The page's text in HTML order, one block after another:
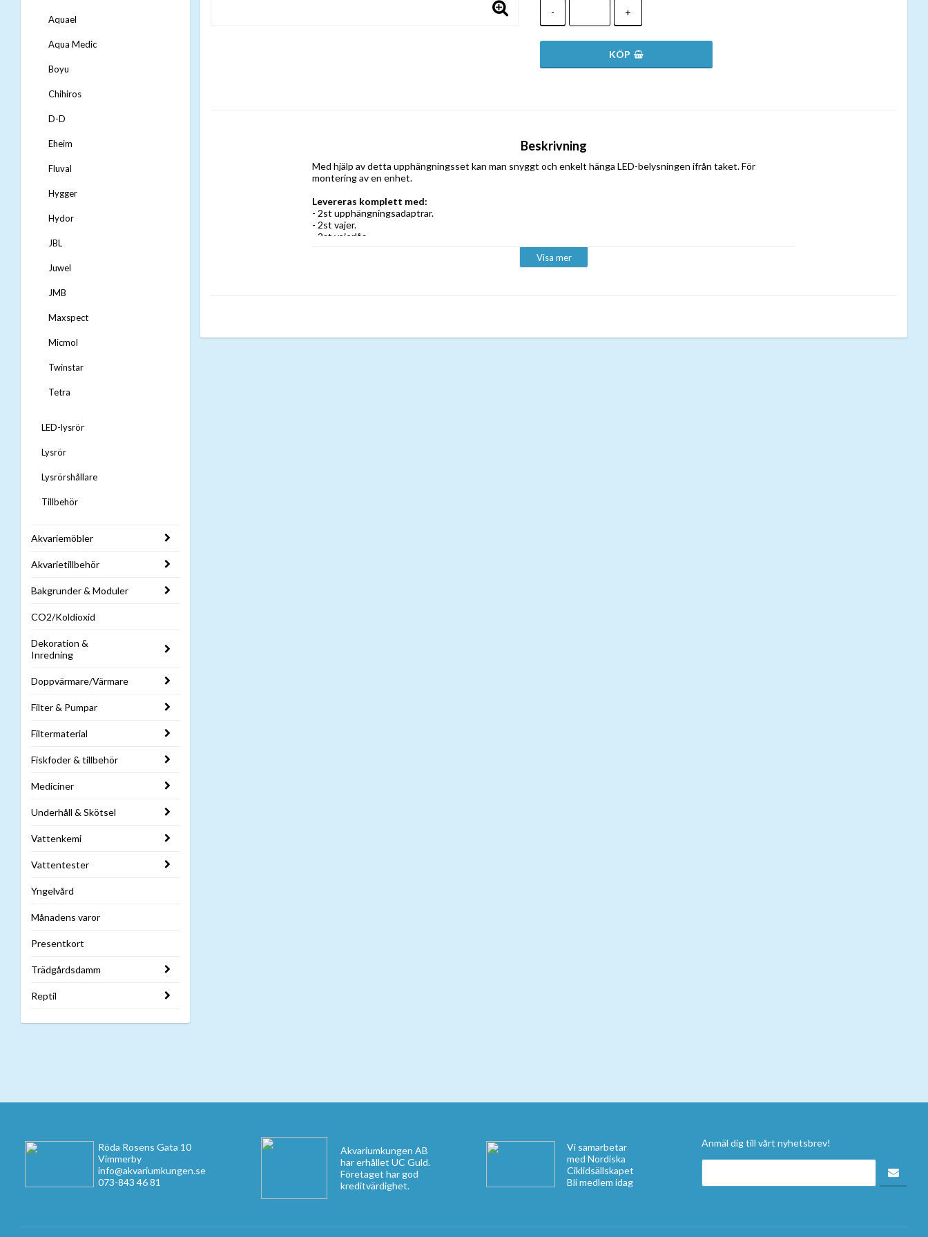
Aquael
Aqua Medic
Boyu
Chihiros
D-D
Eheim
Fluval
Hygger
Hydor
JBL
Juwel
JMB
Maxspect
Micmol
Twinstar
Tetra
LED-lysrör
Lysrör
Lysrörshållare
Tillbehör
Akvariemöbler
Akvarietillbehör
Bakgrunder & Moduler
CO2/Koldioxid
Dekoration &
Inredning
Doppvärmare/Värmare
Filter & Pumpar
Filtermaterial
Fiskfoder & tillbehör
Mediciner
Underhåll & Skötsel
Vattenkemi
Vattentester
Yngelvård
Månadens varor
Presentkort
Trädgårdsdamm
Reptil
- +
Beskrivning
Med hjälp av detta upphängningsset kan man snyggt och enkelt hänga LED-belysningen ifrån taket. För
montering av en enhet.
Levereras komplett med:
- 2st upphängningsadaptrar.
- 2st vajer.
- 2st vajerlås.
Visa mer
Röda Rosens Gata 10
Vimmerby
info@akvariumkungen.se
073-843 46 81
Akvariumkungen AB
har erhållet UC Guld.
Företaget har god
kreditvärdighet.
Vi samarbetar
med Nordiska
Ciklidsällskapet
Bli medlem idag
Anmäl dig till vårt nyhetsbrev!